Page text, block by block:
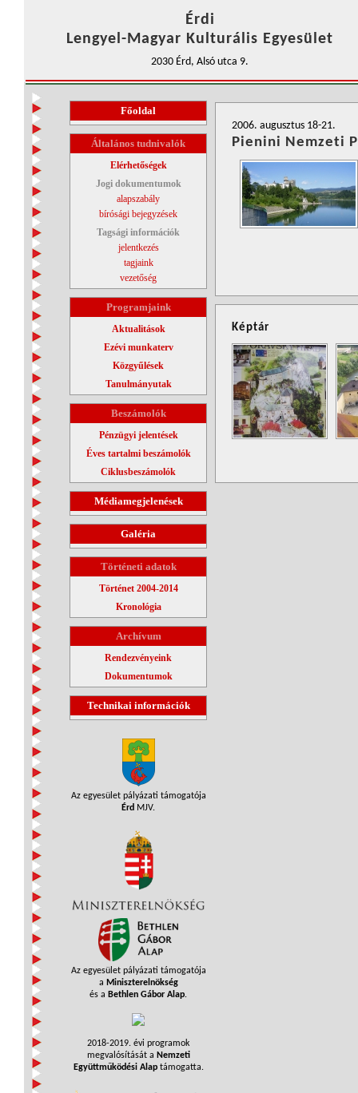
Érdi
Lengyel-Magyar Kulturális Egyesület
2030 Érd, Alsó utca 9.
Főoldal
Általános tudnivalók
Elérhetőségek
Jogi dokumentumok
alapszabály
bírósági bejegyzések
Tagsági információk
jelentkezés
tagjaink
vezetőség
Programjaink
Aktualitások
Ezévi munkaterv
Közgyűlések
Tanulmányutak
Beszámolók
Pénzügyi jelentések
Éves tartalmi beszámolók
Ciklusbeszámolók
Médiamegjelenések
Galéria
Történeti adatok
Történet 2004-2014
Kronológia
Archívum
Rendezvényeink
Dokumentumok
Technikai információk
Az egyesület pályázati támogatója
Érd MJV.
Az egyesület pályázati támogatója
a Miniszterelnökség
és a Bethlen Gábor Alap.
2018-2019. évi programok
megvalósítását a Nemzeti
Együttműködési Alaptámogatta.
2006. augusztus 18-21.
Pienini Nemzeti
Képtár